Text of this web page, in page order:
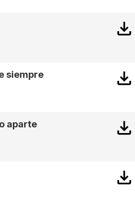
siempre
aparte